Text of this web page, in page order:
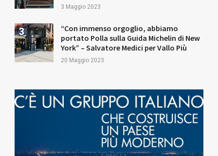
3 Maggio 2023
“Con immenso orgoglio, abbiamo
portato Polla sulla Guida Michelin di New
York” – Salvatore Medici per Vallo Più
20 Maggio 2023